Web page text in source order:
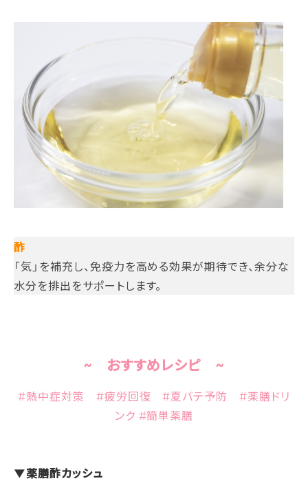
酢
「気」を補充し、免疫力を高める効果が期待でき、余分な
水分を排出をサポートします。
~ おすすめレシピ ~
#熱中症対策 #疲労回復 #夏バテ予防 #薬膳ドリ
ンク #簡単薬膳
▼薬膳酢カッシュ